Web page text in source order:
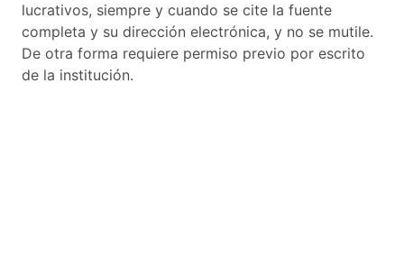
lucrativos, siempre y cuando se cite la fuente
completa y su dirección electrónica, y no se mutile.
De otra forma requiere permiso previo por escrito
de la institución.